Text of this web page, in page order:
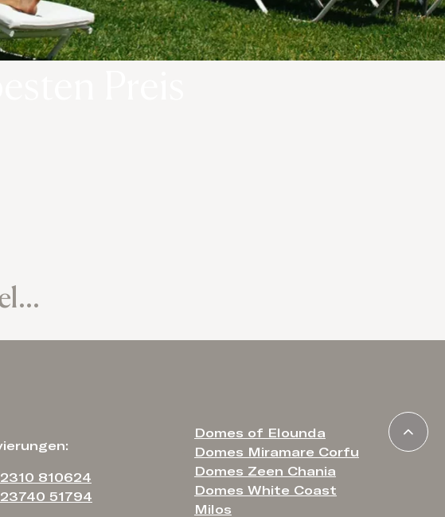
810624
51794
Domes of Elounda
Domes Miramare Corfu
Domes Zeen Chania
Domes White Coast
Milos